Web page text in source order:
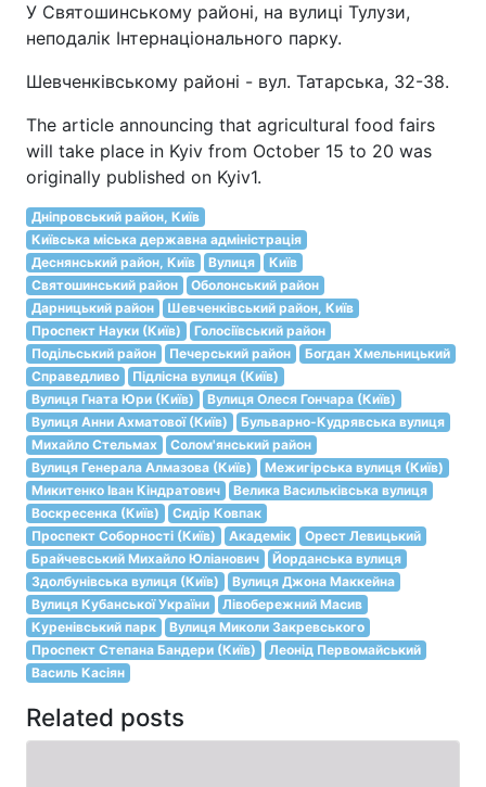
У Святошинському районі, на вулиці Тулузи,
неподалік Інтернаціонального парку.
Шевченківському районі - вул. Татарська, 32-38.
The article announcing that agricultural food fairs
will take place in Kyiv from October 15 to 20 was
originally published on Kyiv1.
Дніпровський район, Київ
Київська міська державна адміністрація
Деснянський район, Київ
Вулиця
Київ
Святошинський район
Оболонський район
Дарницький район
Шевченківський район, Київ
Проспект Науки (Київ)
Голосіївський район
Подільський район
Печерський район
Богдан Хмельницький
Справедливо
Підлісна вулиця (Київ)
Вулиця Гната Юри (Київ)
Вулиця Олеся Гончара (Київ)
Вулиця Анни Ахматової (Київ)
Бульварно-Кудрявська вулиця
Михайло Стельмах
Солом'янський район
Вулиця Генерала Алмазова (Київ)
Межигірська вулиця (Київ)
Микитенко Іван Кіндратович
Велика Васильківська вулиця
Воскресенка (Київ)
Сидір Ковпак
Проспект Соборності (Київ)
Академік
Орест Левицький
Брайчевський Михайло Юліанович
Йорданська вулиця
Здолбунівська вулиця (Київ)
Вулиця Джона Маккейна
Вулиця Кубанської України
Лівобережний Масив
Куренівський парк
Вулиця Миколи Закревського
Проспект Степана Бандери (Київ)
Леонід Первомайський
Василь Касіян
Related posts